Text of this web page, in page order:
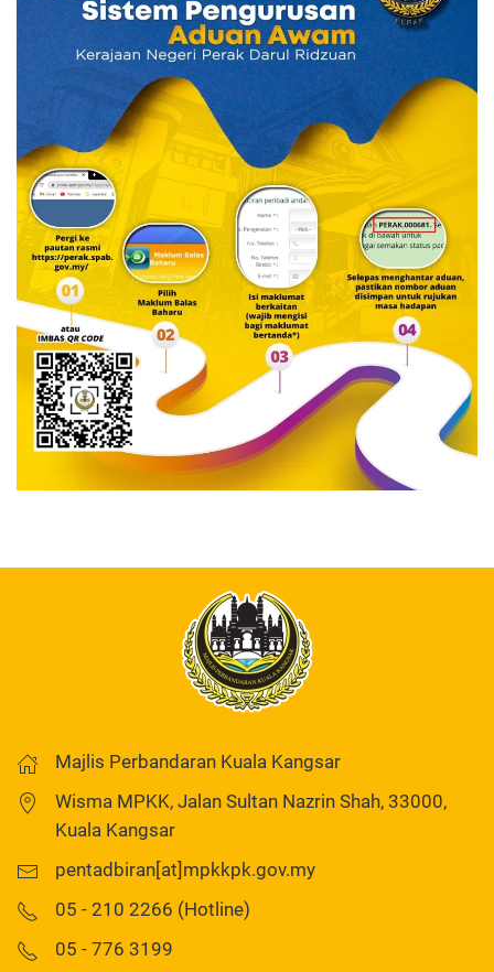
Majlis Perbandaran Kuala Kangsar
Wisma MPKK, Jalan Sultan Nazrin Shah, 33000,
Kuala Kangsar
pentadbiran[at]mpkkpk.gov.my
05 - 210 2266 (Hotline)
05 - 776 3199